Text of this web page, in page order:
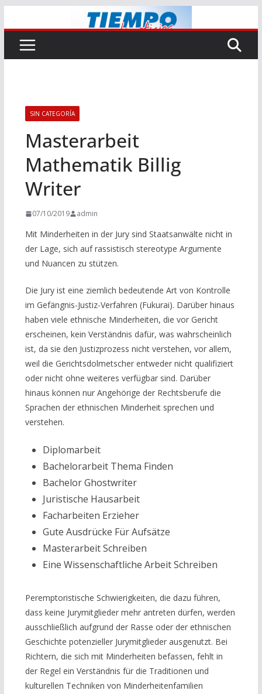
al
contenido
SIN CATEGORÍA
Masterarbeit
Mathematik Billig
Writer
07/10/2019 admin
Mit Minderheiten in der Jury sind Staatsanwälte nicht in
der Lage, sich auf rassistisch stereotype Argumente
und Nuancen zu stützen.
Die Jury ist eine ziemlich bedeutende Art von Kontrolle
im Gefängnis-Justiz-Verfahren (Fukurai). Darüber hinaus
haben viele ethnische Minderheiten, die vor Gericht
erscheinen, kein Verständnis dafür, was wahrscheinlich
ist, da sie den Justizprozess nicht verstehen, vor allem,
weil die Gerichtsdolmetscher entweder nicht qualifiziert
oder nicht ohne weiteres verfügbar sind. Darüber
hinaus können nur Angehörige der Rechtsberufe die
Sprachen der ethnischen Minderheit sprechen und
verstehen.
Diplomarbeit
Bachelorarbeit Thema Finden
Bachelor Ghostwriter
Juristische Hausarbeit
Facharbeiten Erzieher
Gute Ausdrücke Für Aufsätze
Masterarbeit Schreiben
Eine Wissenschaftliche Arbeit Schreiben
Peremptoristische Schwierigkeiten, die dazu führen,
dass keine Jurymitglieder mehr antreten dürfen, werden
ausschließlich aufgrund der Rasse oder der ethnischen
Geschichte potenzieller Jurymitglieder ausgenutzt. Bei
Richtern, die sich mit Minderheiten befassen, fehlt in
der Regel ein Verständnis für die Traditionen und
kulturellen Techniken von Minderheitenfamilien